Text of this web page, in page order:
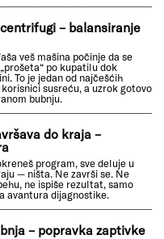
– balansiranje
veš mašina počinje da se
po kupatilu dok
To je jedan od najčešćih
susreću, a uzrok gotovo
bubnju.
do kraja –
program, sve deluje u
— ništa. Ne završi se. Ne
ne ispiše rezultat, samo
avantura dijagnostike.
– popravka zaptivke